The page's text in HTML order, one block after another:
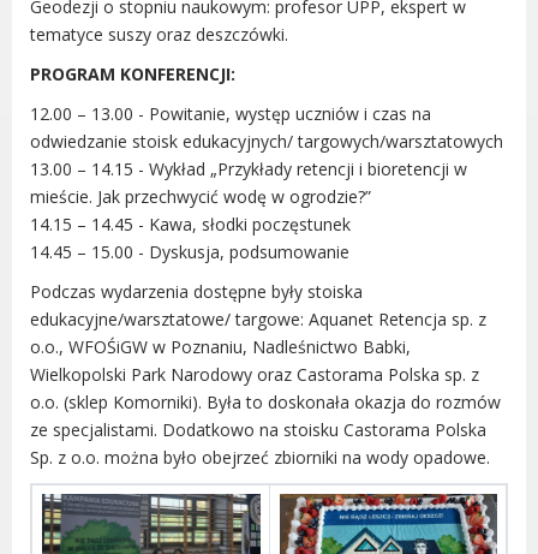
Dane adresowe, wydziały i sprawy
Geodezji o stopniu naukowym: profesor UPP, ekspert w
tematyce suszy oraz deszczówki.
PROGRAM KONFERENCJI:
12.00 – 13.00 - Powitanie, występ uczniów i czas na
odwiedzanie stoisk edukacyjnych/ targowych/warsztatowych
13.00 – 14.15 - Wykład „Przykłady retencji i bioretencji w
mieście. Jak przechwycić wodę w ogrodzie?”
14.15 – 14.45 - Kawa, słodki poczęstunek
14.45 – 15.00 - Dyskusja, podsumowanie
Podczas wydarzenia dostępne były stoiska
edukacyjne/warsztatowe/ targowe: Aquanet Retencja sp. z
o.o., WFOŚiGW w Poznaniu, Nadleśnictwo Babki,
Wielkopolski Park Narodowy oraz Castorama Polska sp. z
o.o. (sklep Komorniki). Była to doskonała okazja do rozmów
ze specjalistami. Dodatkowo na stoisku Castorama Polska
Sp. z o.o. można było obejrzeć zbiorniki na wody opadowe.